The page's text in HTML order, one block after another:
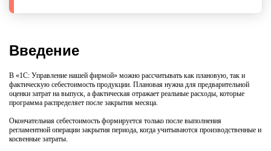
Введение
В «1С: Управление нашей фирмой» можно рассчитывать как плановую, так и
фактическую себестоимость продукции. Плановая нужна для предварительной
оценки затрат на выпуск, а фактическая отражает реальные расходы, которые
программа распределяет после закрытия месяца.
Окончательная себестоимость формируется только после выполнения
регламентной операции закрытия периода, когда учитываются производственные и
косвенные затраты.